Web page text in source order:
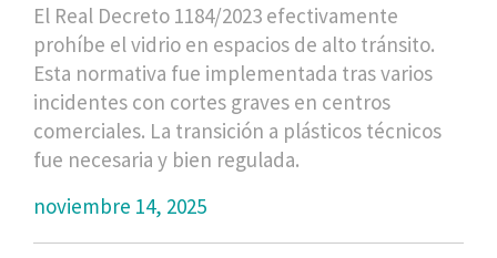
El Real Decreto 1184/2023 efectivamente
prohíbe el vidrio en espacios de alto tránsito.
Esta normativa fue implementada tras varios
incidentes con cortes graves en centros
comerciales. La transición a plásticos técnicos
fue necesaria y bien regulada.
noviembre 14, 2025